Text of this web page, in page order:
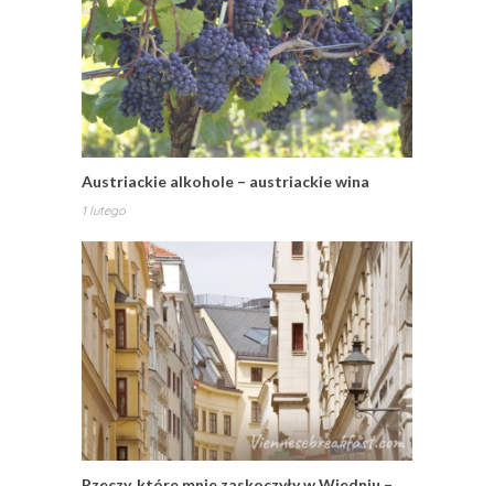
Austriackie alkohole – austriackie wina
1 lutego